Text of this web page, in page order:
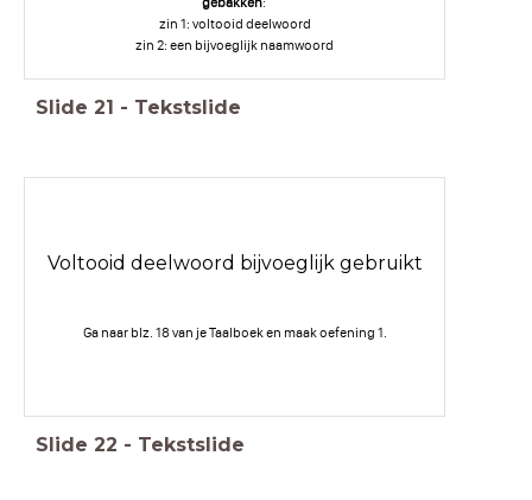
zin 1: voltooid deelwoord
zin 2: een bijvoeglijk naamwoord
Slide 21 - Tekstslide
Voltooid deelwoord bijvoeglijk gebruikt
Ga naar blz. 18 van je Taalboek en maak oefening 1.
Slide 22 - Tekstslide